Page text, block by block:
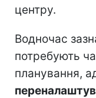
центру.
Водночас
потребують
планування,